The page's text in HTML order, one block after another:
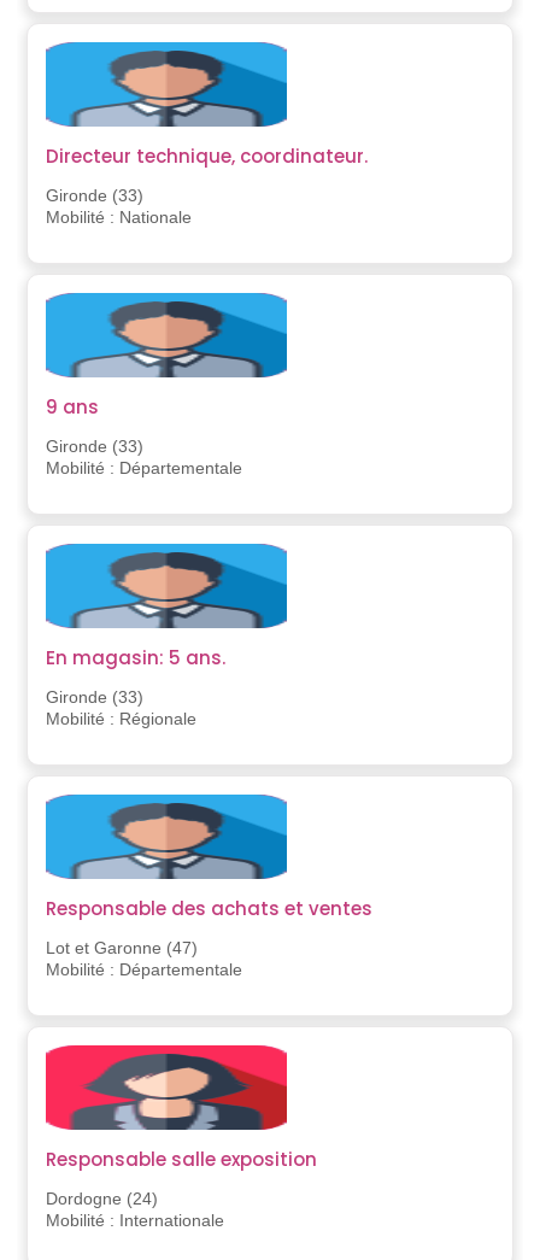
Directeur technique, coordinateur.
Gironde (33)
Mobilité : Nationale
9 ans
Gironde (33)
Mobilité : Départementale
En magasin: 5 ans.
Gironde (33)
Mobilité : Régionale
Responsable des achats et ventes
Lot et Garonne (47)
Mobilité : Départementale
Responsable salle exposition
Dordogne (24)
Mobilité : Internationale